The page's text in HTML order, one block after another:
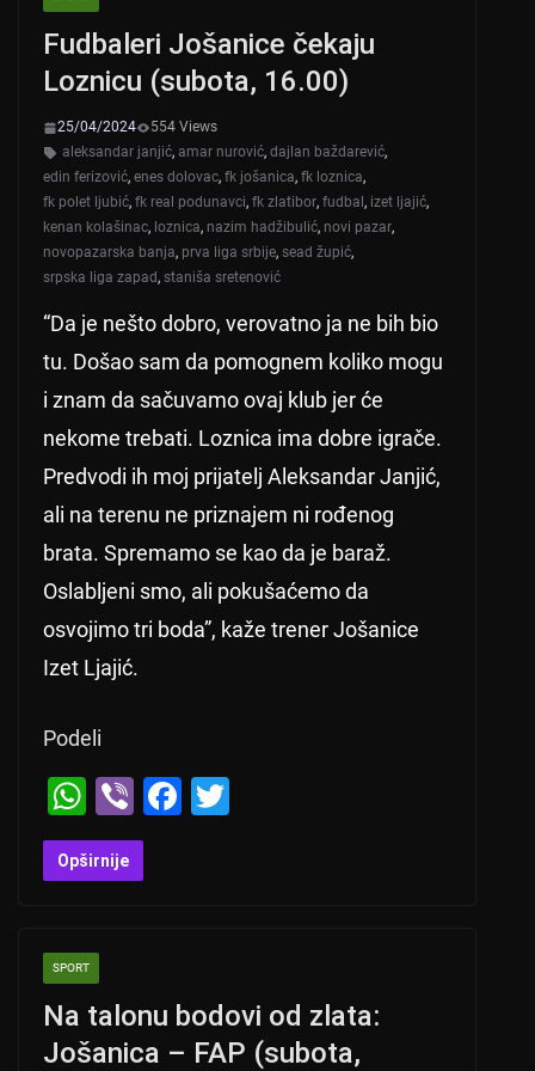
Fudbaleri Jošanice čekaju
Loznicu (subota, 16.00)
25/04/2024
554 Views
aleksandar janjić, amar nurović, dajlan baždarević,
edin ferizović, enes dolovac, fk jošanica, fk loznica,
fk polet ljubić, fk real podunavci, fk zlatibor, fudbal , izet ljajić,
kenan kolašinac, loznica, nazim hadžibulić, novi pazar,
novopazarska banja, prva liga srbije, sead župić,
srpska liga zapad, staniša sretenović
“Da je nešto dobro, verovatno ja ne bih bio
tu. Došao sam da pomognem koliko mogu
i znam da sačuvamo ovaj klub jer će
nekome trebati. Loznica ima dobre igrače.
Predvodi ih moj prijatelj Aleksandar Janjić,
ali na terenu ne priznajem ni rođenog
brata. Spremamo se kao da je baraž.
Oslabljeni smo, ali pokušaćemo da
osvojimo tri boda”, kaže trener Jošanice
Izet Ljajić.
Podeli
W
h
at
A
p
p
Vi
b
er
F
o
Opširnije
SPORT
Na talonu bodovi od zlata:
Jošanica – FAP (subota,